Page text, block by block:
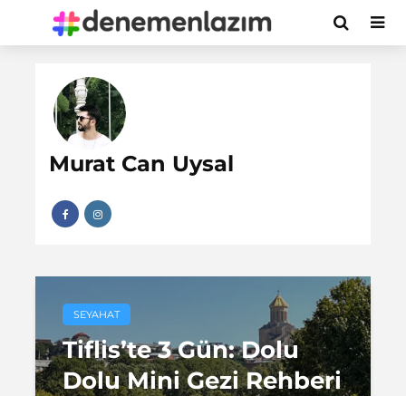
Murat Can Uysal
SEYAHAT
Tiflis’te 3 Gün: Dolu
Dolu Mini Gezi Rehberi